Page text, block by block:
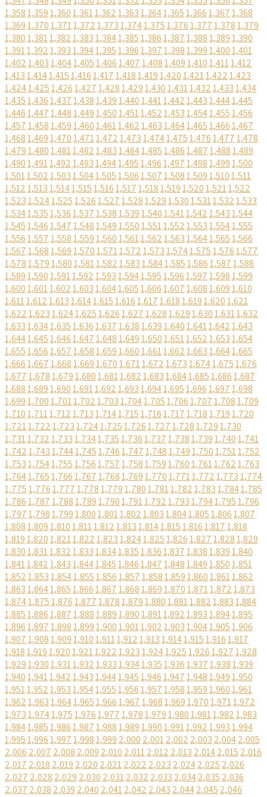
1,3581,3591,3601,3611,3621,3631,3641,3651,3661,3671,368
1,3691,3701,3711,3721,3731,3741,3751,3761,3771,3781,379
1,3801,3811,3821,3831,3841,3851,3861,3871,3881,3891,390
1,3911,3921,3931,3941,3951,3961,3971,3981,3991,4001,401
1,4021,4031,4041,4051,4061,4071,4081,4091,4101,4111,412
1,4131,4141,4151,4161,4171,4181,4191,4201,4211,4221,423
1,4241,4251,4261,4271,4281,4291,4301,4311,4321,4331,434
1,4351,4361,4371,4381,4391,4401,4411,4421,4431,4441,445
1,4461,4471,4481,4491,4501,4511,4521,4531,4541,4551,456
1,4571,4581,4591,4601,4611,4621,4631,4641,4651,4661,467
1,4681,4691,4701,4711,4721,4731,4741,4751,4761,4771,478
1,4791,4801,4811,4821,4831,4841,4851,4861,4871,4881,489
1,4901,4911,4921,4931,4941,4951,4961,4971,4981,4991,500
1,5011,5021,5031,5041,5051,5061,5071,5081,5091,5101,511
1,5121,5131,5141,5151,5161,5171,5181,5191,5201,5211,522
1,5231,5241,5251,5261,5271,5281,5291,5301,5311,5321,533
1,5341,5351,5361,5371,5381,5391,5401,5411,5421,5431,544
1,5451,5461,5471,5481,5491,5501,5511,5521,5531,5541,555
1,5561,5571,5581,5591,5601,5611,5621,5631,5641,5651,566
1,5671,5681,5691,5701,5711,5721,5731,5741,5751,5761,577
1,5781,5791,5801,5811,5821,5831,5841,5851,5861,5871,588
1,5891,5901,5911,5921,5931,5941,5951,5961,5971,5981,599
1,6001,6011,6021,6031,6041,6051,6061,6071,6081,6091,610
1,6111,6121,6131,6141,6151,6161,6171,6181,6191,6201,621
1,6221,6231,6241,6251,6261,6271,6281,6291,6301,6311,632
1,6331,6341,6351,6361,6371,6381,6391,6401,6411,6421,643
1,6441,6451,6461,6471,6481,6491,6501,6511,6521,6531,654
1,6551,6561,6571,6581,6591,6601,6611,6621,6631,6641,665
1,6661,6671,6681,6691,6701,6711,6721,6731,6741,6751,676
1,6771,6781,6791,6801,6811,6821,6831,6841,6851,6861,687
1,6881,6891,6901,6911,6921,6931,6941,6951,6961,6971,698
1,6991,7001,7011,7021,7031,7041,7051,7061,7071,7081,709
1,7101,7111,7121,7131,7141,7151,7161,7171,7181,7191,720
1,7211,7221,7231,7241,7251,7261,7271,7281,7291,730
1,7311,7321,7331,7341,7351,7361,7371,7381,7391,7401,741
1,7421,7431,7441,7451,7461,7471,7481,7491,7501,7511,752
1,7531,7541,7551,7561,7571,7581,7591,7601,7611,7621,763
1,7641,7651,7661,7671,7681,7691,7701,7711,7721,7731,774
1,7751,7761,7771,7781,7791,7801,7811,7821,7831,7841,785
1,7861,7871,7881,7891,7901,7911,7921,7931,7941,7951,796
1,7971,7981,7991,8001,8011,8021,8031,8041,8051,8061,807
1,8081,8091,8101,8111,8121,8131,8141,8151,8161,8171,818
1,8191,8201,8211,8221,8231,8241,8251,8261,8271,8281,829
1,8301,8311,8321,8331,8341,8351,8361,8371,8381,8391,840
1,8411,8421,8431,8441,8451,8461,8471,8481,8491,8501,851
1,8521,8531,8541,8551,8561,8571,8581,8591,8601,8611,862
1,8631,8641,8651,8661,8671,8681,8691,8701,8711,8721,873
1,8741,8751,8761,8771,8781,8791,8801,8811,8821,8831,884
1,8851,8861,8871,8881,8891,8901,8911,8921,8931,8941,895
1,8961,8971,8981,8991,9001,9011,9021,9031,9041,9051,906
1,9071,9081,9091,9101,9111,9121,9131,9141,9151,9161,917
1,9181,9191,9201,9211,9221,9231,9241,9251,9261,9271,928
1,9291,9301,9311,9321,9331,9341,9351,9361,9371,9381,939
1,9401,9411,9421,9431,9441,9451,9461,9471,9481,9491,950
1,9511,9521,9531,9541,9551,9561,9571,9581,9591,9601,961
1,9621,9631,9641,9651,9661,9671,9681,9691,9701,9711,972
1,9731,9741,9751,9761,9771,9781,9791,9801,9811,9821,983
1,9841,9851,9861,9871,9881,9891,9901,9911,9921,9931,994
1,9951,9961,9971,9981,999 2,000 2,0012,002 2,003 2,0042,005
2,006 2,007 2,008 2,009 2,010 2,0112,012 2,013 2,0142,015 2,016
2,017 2,018 2,019 2,020 2,0212,022 2,023 2,0242,025 2,026
2,027 2,028 2,029 2,030 2,0312,032 2,033 2,0342,035 2,036
2,037 2,038 2,039 2,040 2,0412,042 2,043 2,0442,045 2,046